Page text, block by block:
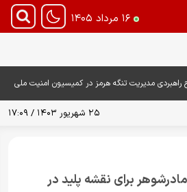
۱۶ مرداد ۱۴۰۵
مدیریت تنگه هرمز در کمیسیون امنیت ملی
۲۵ شهریور ۱۴۰۳ / ۱۷:۰۹
برای نقشه پلید در